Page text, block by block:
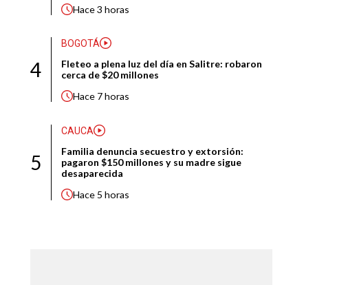
Hace3 horas
4
BOGOTÁ
Fleteo a plena luz del día en Salitre: robaron
cerca de $20 millones
Hace 7 horas
5
CAUCA
Familia denuncia secuestro y extorsión:
pagaron $150 millones y su madre sigue
desaparecida
Hace 5 horas